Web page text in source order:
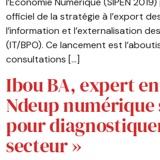
officiel de la stratégie à l’export
l’information et l’externalisation
(IT/BPO). Ce lancement est
consultations […]
Ibou BA, expert
Ndeup numérique
pour
secteur »